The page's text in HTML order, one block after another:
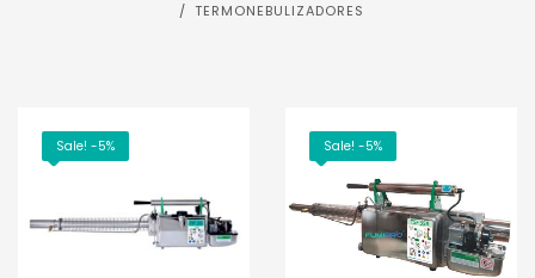
TERMONEBULIZADORES
Sale! -5% Sale! -5%